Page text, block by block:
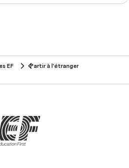
EF
Partir à l'étranger